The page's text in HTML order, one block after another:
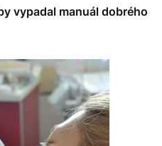
vypadal manuál dobrého